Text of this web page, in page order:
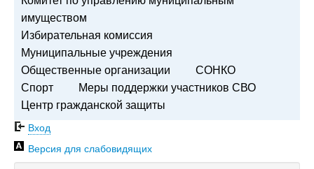
имуществом
Избирательная комиссия
Муниципальные учреждения
Общественные организации
СОНКО
Спорт
Меры поддержки участников СВО
Центр гражданской защиты
Вход
Версия для слабовидящих